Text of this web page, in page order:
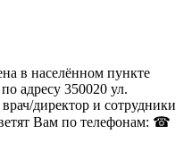
в населённом пункте
адресу 350020 ул.
директор и сотрудники
Вам по телефонам: ☎